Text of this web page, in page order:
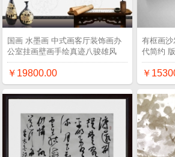
国画 水墨画 中式画客厅装饰画办
公室挂画壁画手绘真迹八骏雄风
￥19800.00
有框画
代简约
￥